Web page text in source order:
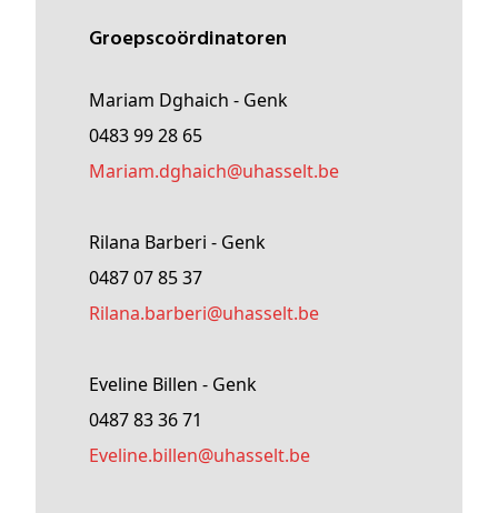
Groepscoördinatoren
Mariam Dghaich - Genk
0483 99 28 65
Mariam.dghaich@uhasselt.be
Rilana Barberi - Genk
0487 07 85 37
rilana.barberi@uhasselt.be
Eveline Billen - Genk
0487 83 36 71
Eveline.billen@uhasselt.be